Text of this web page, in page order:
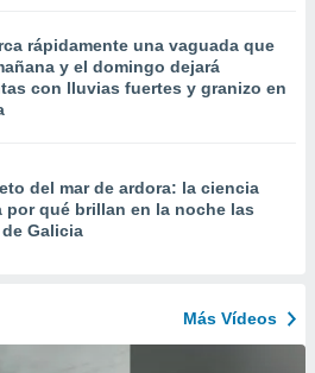
rápidamente una vaguada que
y el domingo dejará
con lluvias fuertes y granizo en
del mar de ardora: la ciencia
por qué brillan en la noche las
Galicia
Más Vídeos